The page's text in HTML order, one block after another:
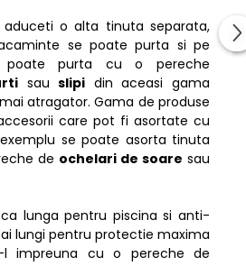
o alta tinuta separata,
se poate purta si pe
poate purta cu o pereche
sauslipi din aceasi gama
atragator. Gama de produse
care pot fi asortate cu
se poate asorta tinuta
de ochelari de soare sau
lunga pentru piscina si anti-
lungi pentru protectie maxima
l impreuna cu o pereche de